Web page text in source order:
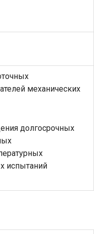
механических
долгосрочных
испытаний